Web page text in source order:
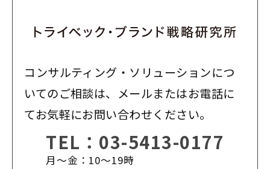
コンサルティング・ソリューションにつ
いてのご相談は、メールまたはお電話に
てお気軽にお問い合わせください。
TEL： 03-5413-0177
月〜金：10〜19時